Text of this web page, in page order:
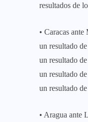
resultados de
• Caracas
un resultado
un resultado
un resultado
un resultado
• Aragua ante